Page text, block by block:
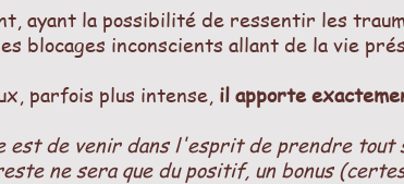
ayant la possibilité de ressentir les
blocages inconscients allant de la vie
parfois plus intense,il apporte
est de venir dans l'esprit de prendre tout
ne sera que du positif, un bonus